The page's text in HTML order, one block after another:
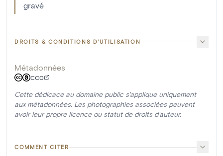
gravé
DROITS & CONDITIONS D'UTILISATION
Métadonnées
CC0
Cette dédicace au domaine public s'applique uniquement
aux métadonnées. Les photographies associées peuvent
avoir leur propre licence ou statut de droits d'auteur.
COMMENT CITER